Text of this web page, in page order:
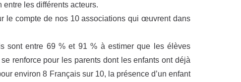
les différents acteurs.
le compte de nos 10 associations qui œuvrent dans
sont entre 69 % et 91 % à estimer que les élèves
renforce pour les parents dont les enfants ont déjà
environ 8 Français sur 10, la présence d’un enfant